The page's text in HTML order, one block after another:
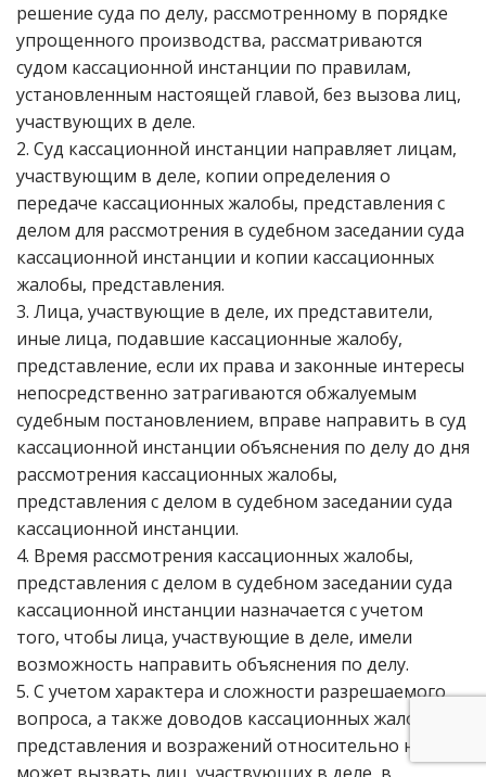
решение суда по делу, рассмотренному в порядке
упрощенного производства, рассматриваются
судом кассационной инстанции по правилам,
установленным настоящей главой, без вызова лиц,
участвующих в деле.
2. Суд кассационной инстанции направляет лицам,
участвующим в деле, копии определения о
передаче кассационных жалобы, представления с
делом для рассмотрения в судебном заседании суда
кассационной инстанции и копии кассационных
жалобы, представления.
3. Лица, участвующие в деле, их представители,
иные лица, подавшие кассационные жалобу,
представление, если их права и законные интересы
непосредственно затрагиваются обжалуемым
судебным постановлением, вправе направить в суд
кассационной инстанции объяснения по делу до дня
рассмотрения кассационных жалобы,
представления с делом в судебном заседании суда
кассационной инстанции.
4. Время рассмотрения кассационных жалобы,
представления с делом в судебном заседании суда
кассационной инстанции назначается с учетом
того, чтобы лица, участвующие в деле, имели
возможность направить объяснения по делу.
5. С учетом характера и сложности разрешаемого
вопроса, а также доводов кассационных жалобы,
представления и возражений относительно них суд